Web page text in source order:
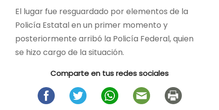
El lugar fue resguardado por elementos de la
Policía Estatal en un primer momento y
posteriormente arribó la Policía Federal, quien
se hizo cargo de la situación.
Comparte en tus redes sociales